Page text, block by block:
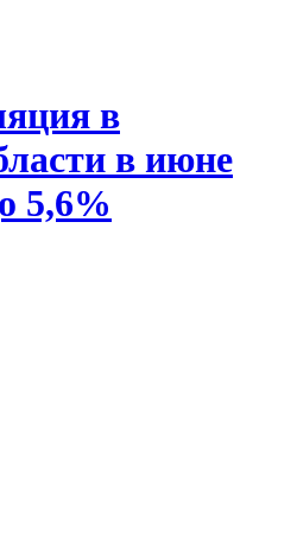
в
в июне
5,6%